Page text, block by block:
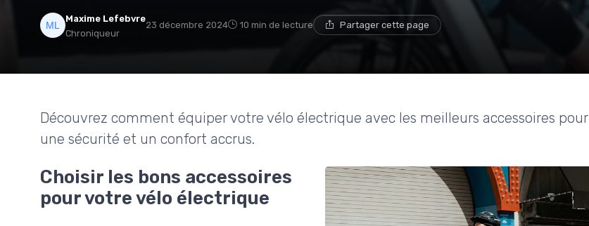
Maxime Lefebvre
Chroniqueur
23 décembre 2024 10 min de lecture Partager cette page
Découvrez comment équiper votre vélo électrique avec les meilleurs accessoires pour
une sécurité et un confort accrus.
Choisir les bons accessoires
pour votre vélo électrique